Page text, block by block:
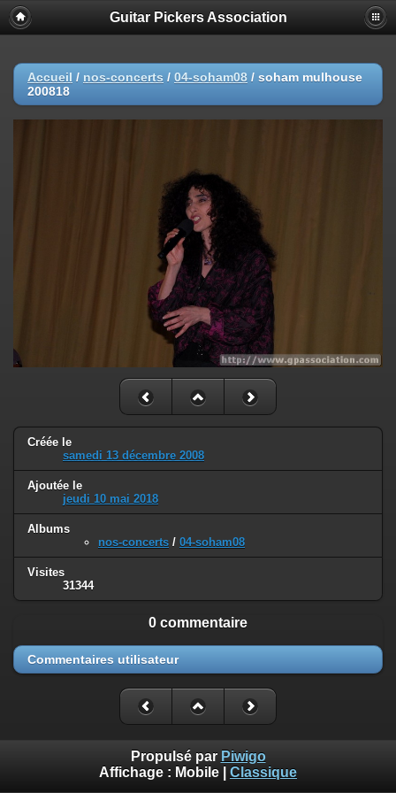
Guitar Pickers Association
Accueil / nos-concerts / 04-soham08 / soham mulhouse
200818
Créée le
samedi 13 décembre 2008
Ajoutée le
jeudi 10 mai 2018
Albums
nos-concerts / 04-soham08
Visites
31344
0 commentaire
Commentaires utilisateur
Propulsé par Piwigo
Affichage : Mobile Classique